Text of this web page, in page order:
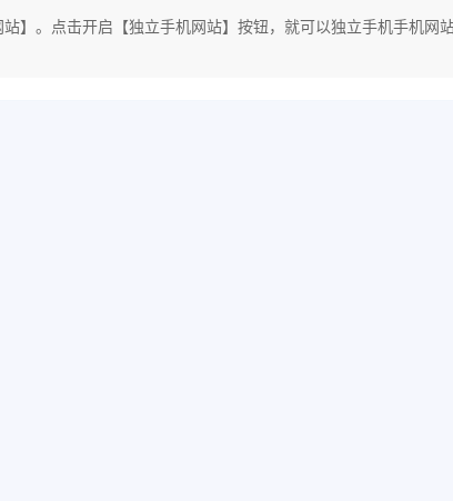
】。点击开启【独立手机网站】按钮，就可以独立手机手机网